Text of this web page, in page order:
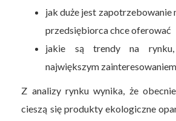
jak duże jest zapotrzebowanie
przedsiębiorca chce oferować
jakie są trendy na
największym zainteresowaniem.
Z analizy rynku wynika, że
cieszą się produkty ekologiczne